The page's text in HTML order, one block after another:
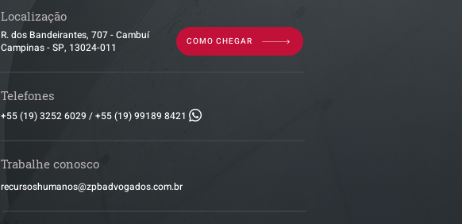
Localização
R. dos Bandeirantes, 707 - Cambuí
Campinas - SP, 13024-011
COMO CHEGAR
Telefones
+55 (19) 3252 6029 /+55 (19) 99189 8421
Trabalhe conosco
​recursoshumanos@zpbadvogados.com.br